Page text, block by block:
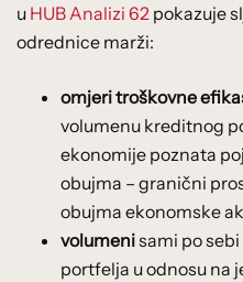
u HUB Analizi 62 pokazuje
odrednice marži:
omjeri troškovne
volumenu kreditnog
ekonomije poznata
obujma – granični
obujma ekonomske
volumenisami po
portfelja u odnosu na